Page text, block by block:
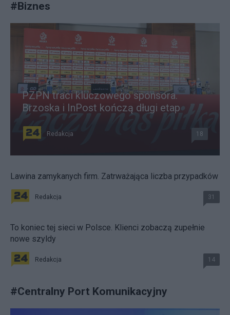
#Biznes
PZPN traci kluczowego sponsora.
Brzoska i InPost kończą długi etap
Redakcja 18
Lawina zamykanych firm. Zatrważająca liczba przypadków
Redakcja 31
To koniec tej sieci w Polsce. Klienci zobaczą zupełnie
nowe szyldy
Redakcja 14
#Centralny Port Komunikacyjny